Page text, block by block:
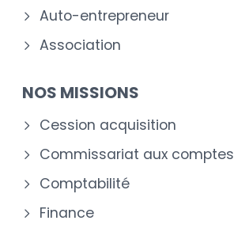
Auto-entrepreneur
Association
NOS MISSIONS
Cession acquisition
Commissariat aux comptes
Comptabilité
Finance